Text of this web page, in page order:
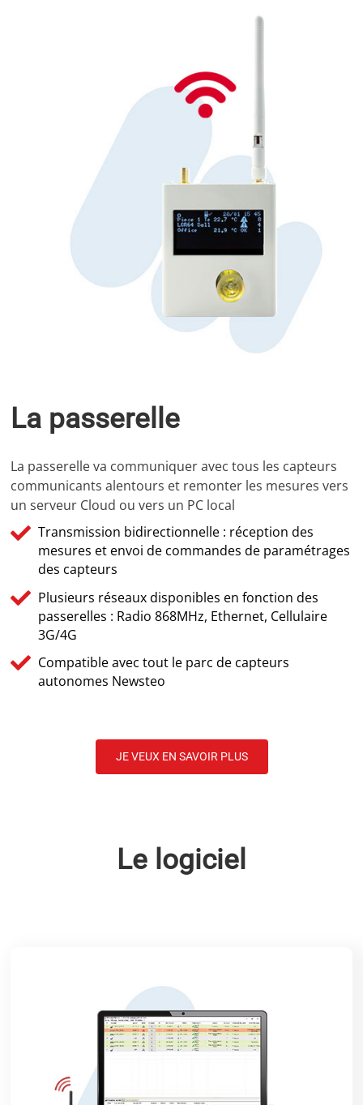
La passerelle
La passerelle va communiquer avec tous les capteurs
communicants alentours et remonter les mesures vers
un serveur Cloud ou vers un PC local
Transmission bidirectionnelle : réception des
mesures et envoi de commandes de paramétrages
des capteurs
Plusieurs réseaux disponibles en fonction des
passerelles : Radio 868MHz, Ethernet, Cellulaire
3G/4G
Compatible avec tout le parc de capteurs
autonomes Newsteo
JE VEUX EN SAVOIR PLUS
Le logiciel